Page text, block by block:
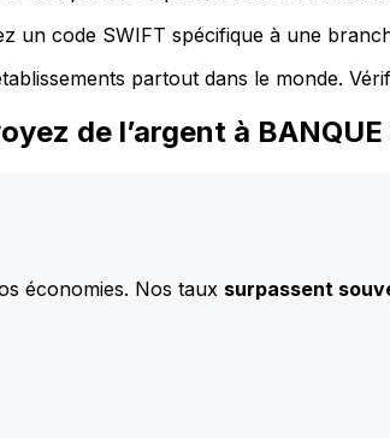
un code SWIFT spécifique à une
partout dans le monde.
de l’argent à
économies. Nos taux surpassent